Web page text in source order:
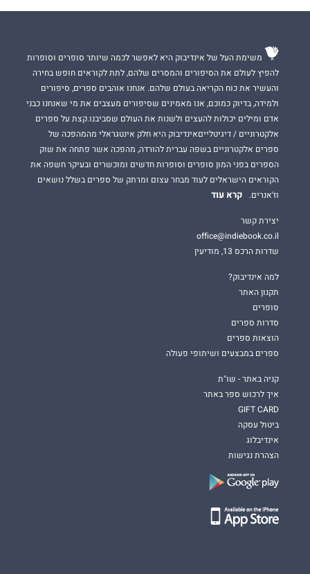
משימת העל של אינדיבוק היא לאפשר לכמה שיותר סופרים וסופרות
להפיץ לעולם את הסיפורים והמסרים שלהם, לתת לקוראים חופש בחירה
והעשיר את כוח הקריאה בעולם שלהם. אנחנו אוהבים ספרים, סיפורים
ולמידה, בדיוק כמוכם, אנו מאמינים שסיפורים מעצבים את מי שאנחנו כבני
אדם ומילים יכולות להעצים ולשנות את העולם שסביבנו.קצת על ספרים
אלקטרוניים / דיגיטלייםאינדיבוק היא חלק אינטגראלי מהמהפכה של
ספרים אלקטרוניים בשפה עברית להורדה, מהפכה אשר פתחה את שוק
הספרים בפני המון סופרים וסופרות חדשים ומוכשרים ובעיקר חשפה את
הקוראים הישראלים לעוד מבחר עצום ומרתק של ספרים בשלל נושאים
וז'אנרים.
קרא עוד
יצירת קשר
office@indiebook.co.il
שדרות הרכס 13, מודיעין
למה אינדיבוק?
תקנון האתר
סופרים
סדרות ספרים
הוצאות ספרים
ספרים במבצעים ושיתופי פעולה
קניה באתר - שו"ת
איך לרכוש ספר באתר
GIFT CARD
ביטול עסקה
אינדיבלוג
הצהרת נגישות